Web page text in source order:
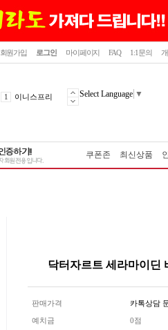
닫기
회원가입 로그인 마이페이지 FAQ 1:1문의
2
5 라네즈
이니스프리
Select Language ▼
쿠폰존 최신상품
닥터자르트 세라마이딘
판매가격 카톡상담
예치금 0점